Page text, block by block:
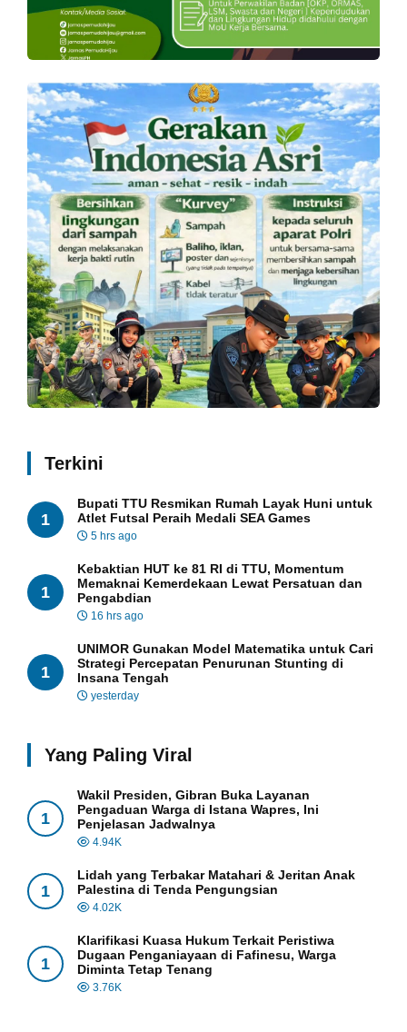
Terkini
1
Bupati TTU Resmikan Rumah Layak Huni untuk
Atlet Futsal Peraih Medali SEA Games
5 hrs ago
1
Kebaktian HUT ke 81 RI di TTU, Momentum
Memaknai Kemerdekaan Lewat Persatuan dan
Pengabdian
16 hrs ago
1
UNIMOR Gunakan Model Matematika untuk Cari
Strategi Percepatan Penurunan Stunting di
Insana Tengah
yesterday
Yang Paling Viral
1
Wakil Presiden, Gibran Buka Layanan
Pengaduan Warga di Istana Wapres, Ini
Penjelasan Jadwalnya
4.94K
1
Lidah yang Terbakar Matahari & Jeritan Anak
Palestina di Tenda Pengungsian
4.02K
1
Klarifikasi Kuasa Hukum Terkait Peristiwa
Dugaan Penganiayaan di Fafinesu, Warga
Diminta Tetap Tenang
3.76K